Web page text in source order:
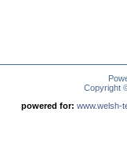
Copyright
powered for: www.welsh-